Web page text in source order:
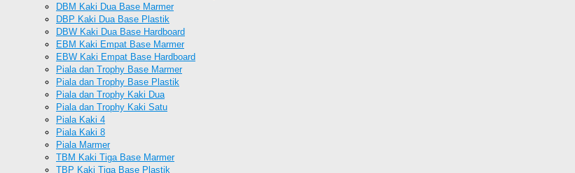
DBM Kaki Dua Base Marmer
DBP Kaki Dua Base Plastik
DBW Kaki Dua Base Hardboard
EBM Kaki Empat Base Marmer
EBW Kaki Empat Base Hardboard
Piala dan Trophy Base Marmer
Piala dan Trophy Base Plastik
Piala dan Trophy Kaki Dua
Piala dan Trophy Kaki Satu
Piala Kaki 4
Piala Kaki 8
Piala Marmer
TBM Kaki Tiga Base Marmer
TBP Kaki Tiga Base Plastik